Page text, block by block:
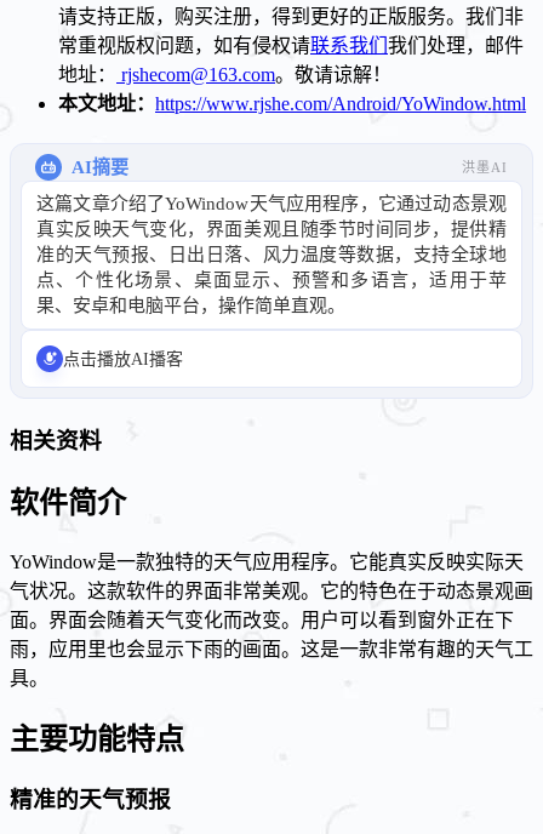
请支持正版，购买注册，得到更好的正版服务。我们非
常重视版权问题，如有侵权请联系我们 我们处理，邮件
地址：
rjshecom@163.com。敬请谅解！
本文地址： https://www.rjshe.com/Android/YoWindow.html
AI摘要 洪墨AI
这篇文章介绍了YoWindow天气应用程序，它通过动态景观
真实反映天气变化，界面美观且随季节时间同步，提供精
准的天气预报、日出日落、风力温度等数据，支持全球地
点、个性化场景、桌面显示、预警和多语言，适用于苹
果、安卓和电脑平台，操作简单直观。
点击播放AI播客
相关资料
软件简介
YoWindow是一款独特的天气应用程序。它能真实反映实际天
气状况。这款软件的界面非常美观。它的特色在于动态景观画
面。界面会随着天气变化而改变。用户可以看到窗外正在下
雨，应用里也会显示下雨的画面。这是一款非常有趣的天气工
具。
主要功能特点
精准的天气预报